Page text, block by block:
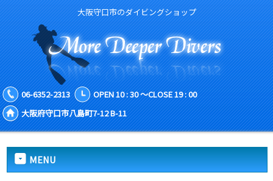
大阪守口市のダイビングショップ
06-6352-2313
OPEN 10 : 30 ～CLOSE 19 : 00
大阪府守口市八島町7-12 B-11
MENU